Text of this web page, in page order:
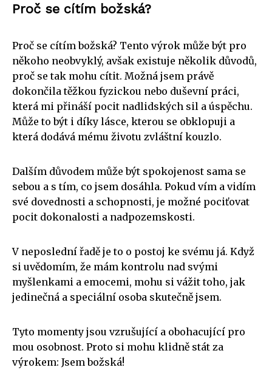
Proč se cítím božská?
Proč se cítím božská? Tento výrok může být pro
někoho neobvyklý, avšak existuje několik důvodů,
proč se tak mohu cítit. Možná jsem právě
dokončila těžkou fyzickou nebo duševní práci,
která mi přináší pocit nadlidských sil a úspěchu.
Může to být i díky lásce, kterou se obklopuji a
která dodává mému životu zvláštní kouzlo.
Dalším důvodem může být spokojenost sama se
sebou a s tím, co jsem dosáhla. Pokud vím a vidím
své dovednosti a schopnosti, je možné pociťovat
pocit dokonalosti a nadpozemskosti.
V neposlední řadě je to o postoj ke svému já. Když
si uvědomím, že mám kontrolu nad svými
myšlenkami a emocemi, mohu si vážit toho, jak
jedinečná a speciální osoba skutečně jsem.
Tyto momenty jsou vzrušující a obohacující pro
mou osobnost. Proto si mohu klidně stát za
výrokem: Jsem božská!